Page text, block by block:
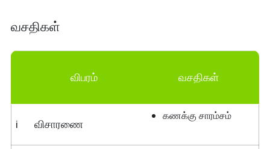
வசதிகள்
விபரம் வசதிகள்
i விசாரணை
கணக்கு சாரம்சம்